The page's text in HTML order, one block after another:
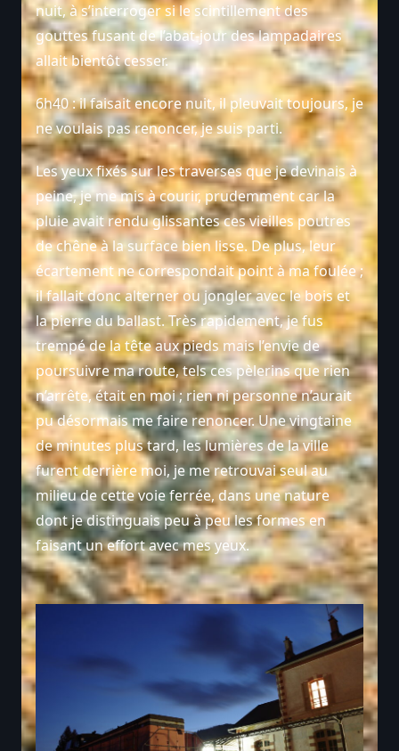
nuit, à s’interroger si le scintillement des
gouttes fusant de l’abat-jour des lampadaires
allait bientôt cesser.
6h40 : il faisait encore nuit, il pleuvait toujours, je
ne voulais pas renoncer, je suis parti.
Les yeux fixés sur les traverses que je devinais à
peine, je me mis à courir, prudemment car la
pluie avait rendu glissantes ces vieilles poutres
de chêne à la surface bien lisse. De plus, leur
écartement ne correspondait point à ma foulée ;
il fallait donc alterner ou jongler avec le bois et
la pierre du ballast. Très rapidement, je fus
trempé de la tête aux pieds mais l’envie de
poursuivre ma route, tels ces pèlerins que rien
n’arrête, était en moi ; rien ni personne n’aurait
pu désormais me faire renoncer. Une vingtaine
de minutes plus tard, les lumières de la ville
furent derrière moi, je me retrouvai seul au
milieu de cette voie ferrée, dans une nature
dont je distinguais peu à peu les formes en
faisant un effort avec mes yeux.